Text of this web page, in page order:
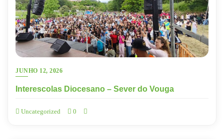
JUNHO 12, 2026
Interescolas Diocesano – Sever do Vouga
Uncategorized 0